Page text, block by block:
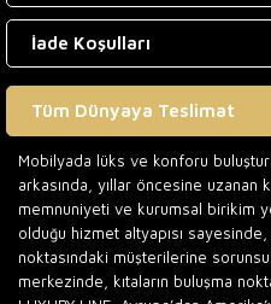
İade Koşulları
Tüm Dünyaya Teslimat
Mobilyada lüks ve konforu
arkasında, yıllar öncesine
memnuniyeti ve kurumsal birikim
olduğu hizmet altyapısı sayesinde,
noktasındaki müşterilerine
merkezinde, kıtaların buluşma